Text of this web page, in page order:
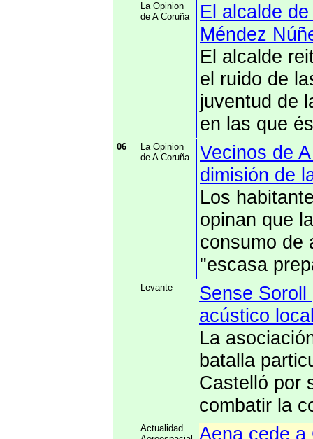
La Opinion
de A Coruña
El alcalde
Méndez
El alcalde
el ruido de
juventud de
en las que
06
La Opinion
de A Coruña
Vecinos de
dimisión de
Los
opinan que
consumo de
"escasa
Levante
Sense
acústico
La
batalla
Castelló por
combatir la
Actualidad
Aena cede